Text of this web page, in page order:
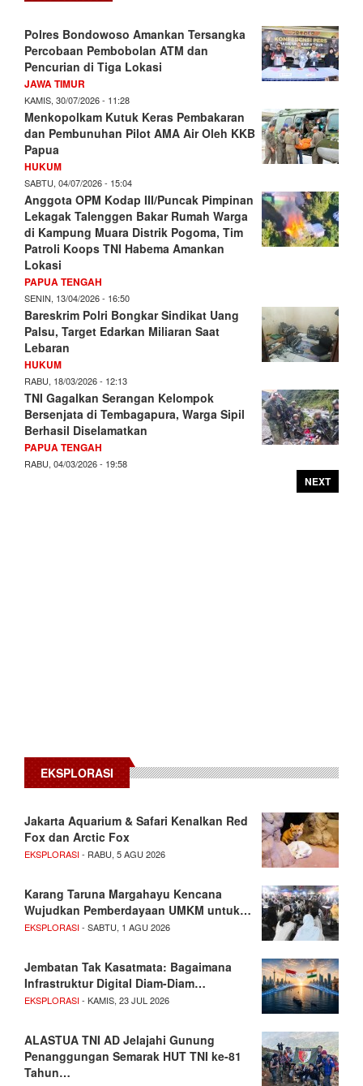
Polres Bondowoso Amankan Tersangka
Percobaan Pembobolan ATM dan
Pencurian di Tiga Lokasi
JAWA TIMUR
KAMIS, 30/07/2026 - 11:28
Menkopolkam Kutuk Keras Pembakaran
dan Pembunuhan Pilot AMA Air Oleh KKB
Papua
HUKUM
SABTU, 04/07/2026 - 15:04
Anggota OPM Kodap III/Puncak Pimpinan
Lekagak Talenggen Bakar Rumah Warga
di Kampung Muara Distrik Pogoma, Tim
Patroli Koops TNI Habema Amankan
Lokasi
PAPUA TENGAH
SENIN, 13/04/2026 - 16:50
Bareskrim Polri Bongkar Sindikat Uang
Palsu, Target Edarkan Miliaran Saat
Lebaran
HUKUM
RABU, 18/03/2026 - 12:13
TNI Gagalkan Serangan Kelompok
Bersenjata di Tembagapura, Warga Sipil
Berhasil Diselamatkan
PAPUA TENGAH
RABU, 04/03/2026 - 19:58
NEXT
EKSPLORASI
Jakarta Aquarium & Safari Kenalkan Red
Fox dan Arctic Fox
EKSPLORASI- RABU, 5 AGU 2026
Karang Taruna Margahayu Kencana
Wujudkan Pemberdayaan UMKM untuk…
EKSPLORASI- SABTU, 1 AGU 2026
Jembatan Tak Kasatmata: Bagaimana
Infrastruktur Digital Diam-Diam…
EKSPLORASI- KAMIS, 23 JUL 2026
ALASTUA TNI AD Jelajahi Gunung
Penanggungan Semarak HUT TNI ke-81
Tahun…